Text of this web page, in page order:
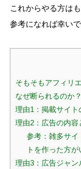
これからやる方は
参考になれば幸いで
そもそもアフィリ
なぜ断られるのか？
理由1：掲載サイ
理由2：広告の内
参考：雑多サイ
トを作った方が
理由3：広告ジャ